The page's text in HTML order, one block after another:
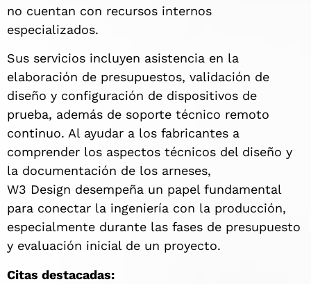
no cuentan con recursos internos
especializados.
Sus servicios incluyen asistencia en la
elaboración de presupuestos, validación de
diseño y configuración de dispositivos de
prueba, además de soporte técnico remoto
continuo. Al ayudar a los fabricantes a
comprender los aspectos técnicos del diseño y
la documentación de los arneses,
W3 Design desempeña un papel fundamental
para conectar la ingeniería con la producción,
especialmente durante las fases de presupuesto
y evaluación inicial de un proyecto.
Citas destacadas: